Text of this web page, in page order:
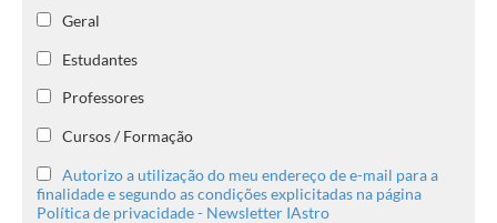
Geral
Estudantes
Professores
Cursos / Formação
Autorizo a utilização do meu endereço de e-mail para a
finalidade e segundo as condições explicitadas na página
Política de privacidade - Newsletter IAstro